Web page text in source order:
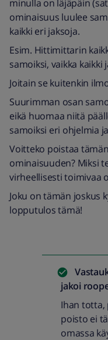
minulla on läjäpäin
ominaisuus luulee
kaikki eri jaksoja.
Esim. Hittimittarin
samoiksi, vaikka
Joitain se kuitenkin
Suurimman osan
eikä huomaa niitä
samoiksi eri ohjelmia
Voitteko poistaa
ominaisuuden? Miksi
virheellisesti toimivaa
Joku on tämän joskus
lopputulos tämä!
jakoi
Ihan totta,
poisto ei
omassa